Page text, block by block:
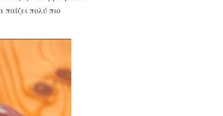
πολύ πιο